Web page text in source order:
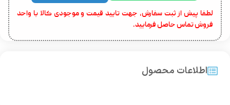
لطفا پیش از ثبت سفارش، جهت تایید قیمت و موجودی کالا با واحد
فروش تماس حاصل فرمایید.
اطلاعات محصول